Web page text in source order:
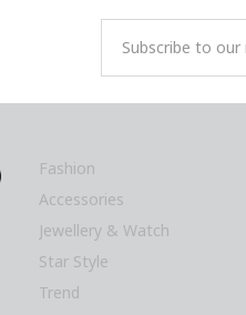
Fashion
Accessories
Jewellery & Watch
Star Style
Trend